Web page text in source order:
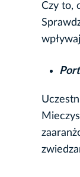
Czy to,